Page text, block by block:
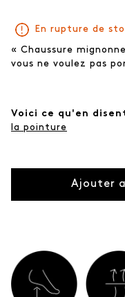
En rupture de
« Chaussure
vous ne voulez pas
Voici ce qu'en
la pointure
Ajouter